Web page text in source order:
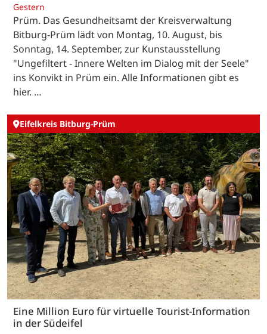
Gestern
Prüm. Das Gesundheitsamt der Kreisverwaltung
Bitburg-Prüm lädt von Montag, 10. August, bis
Sonntag, 14. September, zur Kunstausstellung
"Ungefiltert - Innere Welten im Dialog mit der Seele"
ins Konvikt in Prüm ein. Alle Informationen gibt es
hier. …
Eifelkreis Bitburg-Prüm
Eine Million Euro für virtuelle Tourist-Information
in der Südeifel